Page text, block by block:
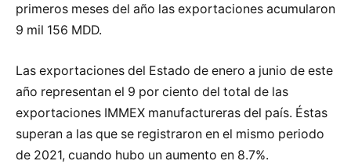
primeros meses del año las exportaciones acumularon
9 mil 156 MDD.
Las exportaciones del Estado de enero a junio de este
año representan el 9 por ciento del total de las
exportaciones IMMEX manufactureras del país. Éstas
superan a las que se registraron en el mismo periodo
de 2021, cuando hubo un aumento en 8.7%.